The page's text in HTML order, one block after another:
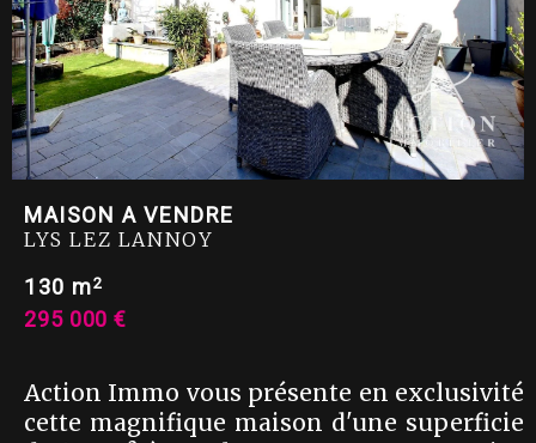
MAISON A VENDRE
LYS LEZ LANNOY
130 m2
295 000 €
Action Immo vous présente en exclusivité
cette magnifique maison d'une superficie